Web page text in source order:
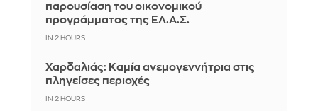
παρουσίαση του οικονομικού
προγράμματος της ΕΛ.Α.Σ.
IN 2 HOURS
Χαρδαλιάς: Καμία ανεμογεννήτρια στις
πληγείσες περιοχές
IN 2 HOURS